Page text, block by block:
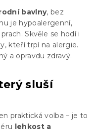
bavlny, bez
je hypoalergenní,
Skvěle se hodí i
kteří trpí na alergie.
a opravdu zdravý.
sluší
praktická volba – je to
lehkost a